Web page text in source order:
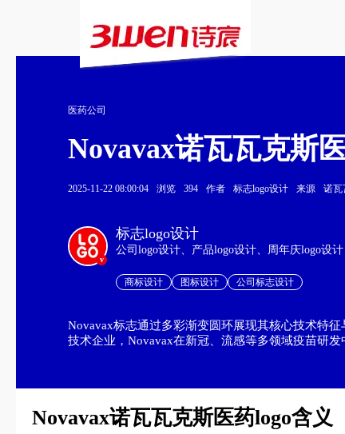
医药公司
Novavax诺瓦瓦克斯
2025-11-22 08:00:04 浏览 394 作者 标志logo设计 来源 诺瓦
v
标志logo设计
公司logo设计、产品logo设计、周年庆logo设计
商标设计 图标设计 公司标志设计
Novavax标志通过多彩渐变圆环展现其核心技术特
技术企业，Novavax在新冠、流感等多领域疫苗研发
Novavax诺瓦瓦克斯医药logo含义